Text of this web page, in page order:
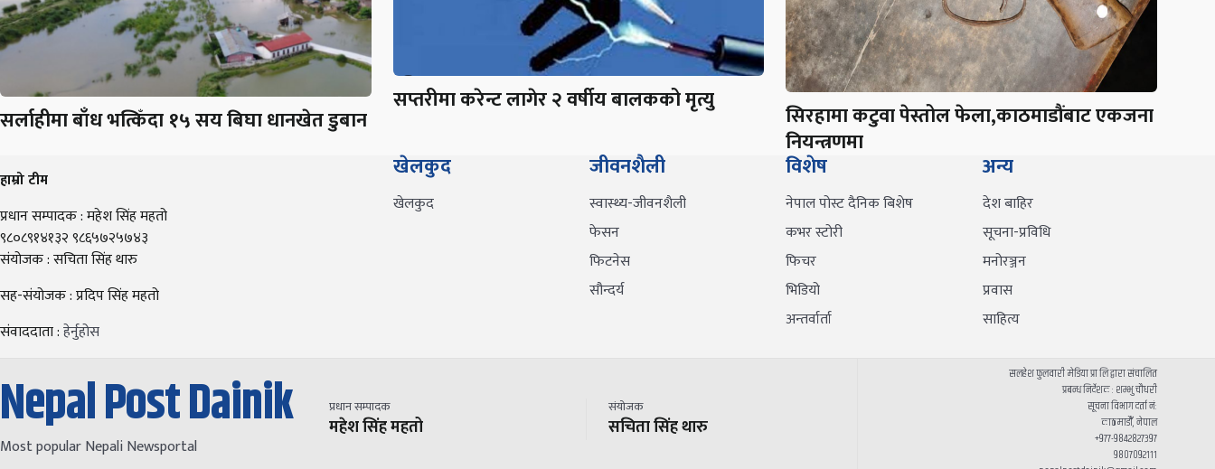
सर्लाहीमा बाँध भत्किँदा १५ सय बिघा धानखेत डुबान
सप्तरीमा करेन्ट लागेर २ वर्षीय बालकको मृत्यु सिरहामा कटुवा पेस्तोल फेला,काठमाडौंबाट एकजना
नियन्त्रणमा
हाम्रो टीम
प्रधान सम्पादक : महेश सिंह महतो
९८०८९१४१३२ ९८६५७२५७४३
संयोजक : सचिता सिंह थारु
सह-संयोजक : प्रदिप सिंह महतो
संवाददाता :हेर्नुहोस
खेलकुद
खेलकुद
जीवनशैली
स्वास्थ्य-जीवनशैली
फेसन
फिटनेस
सौन्दर्य
विशेष
नेपाल पोस्ट दैनिक बिशेष
कभर स्टोरी
फिचर
भिडियो
अन्तर्वार्ता
अन्य
देश बाहिर
सूचना-प्रविधि
मनोरञ्जन
प्रवास
साहित्य
Nepal Post Dainik
Most popular Nepali Newsportal
प्रधान सम्पादक
महेश सिंह महतो
संयोजक
सचिता सिंह थारु
सलहेश फुलवारी मेडिया प्रा लि द्वारा संचालित
प्रबन्ध निर्देशक : शम्भु चौधरी
सूचना विभाग दर्ता नं:
काठमाडौँ, नेपाल
+९७७-९८४२८२७३९७
९८०७०९२१११